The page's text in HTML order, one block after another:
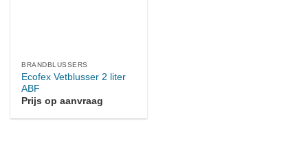
BRANDBLUSSERS
Ecofex Vetblusser 2 liter
ABF
Prijs op aanvraag